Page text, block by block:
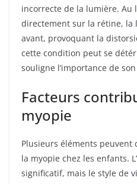
incorrecte de la lumière. Au
directement sur la rétine, la
avant, provoquant la
cette condition peut se
souligne l’importance de
Facteurs
myopie
Plusieurs éléments peuvent
la myopie chez les enfants.
significatif, mais le style de